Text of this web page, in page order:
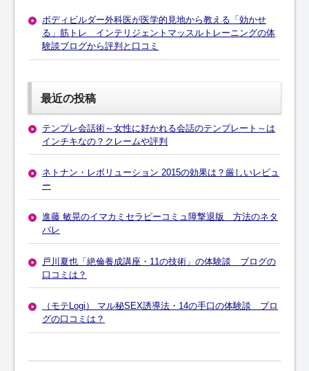
ボディビルダー外科医が医学的見地から教える「効かせ
る」筋トレ インテリジェントマッスルトレーニングの体
験談ブログから評判と口コミ
最近の投稿
テンプレ会話術～女性に好かれる会話のテンプレート～は
インチキなの？クレームや評判
ネトナン・レボリューション 2015の効果は？厳しいレビュ
ー
進藤 敏晃のイマカミセラピーコミュ障撃退版 方法のネタ
バレ
戸川夏也「絶倫養成講座・11の技術」の体験談 ブログの
口コミは？
（モテLogi） マル秘SEX誘導法・14の手口の体験談 ブロ
グの口コミは？